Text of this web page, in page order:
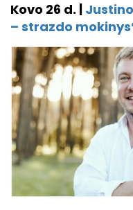
Kovo 26 d. |
– strazdo